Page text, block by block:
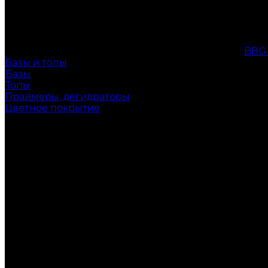
Базы и топы
Базы
Топы
Праймеры, дегидраторы
Цветное покрытие